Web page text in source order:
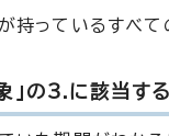
持っているすべて
」の3.に該当す